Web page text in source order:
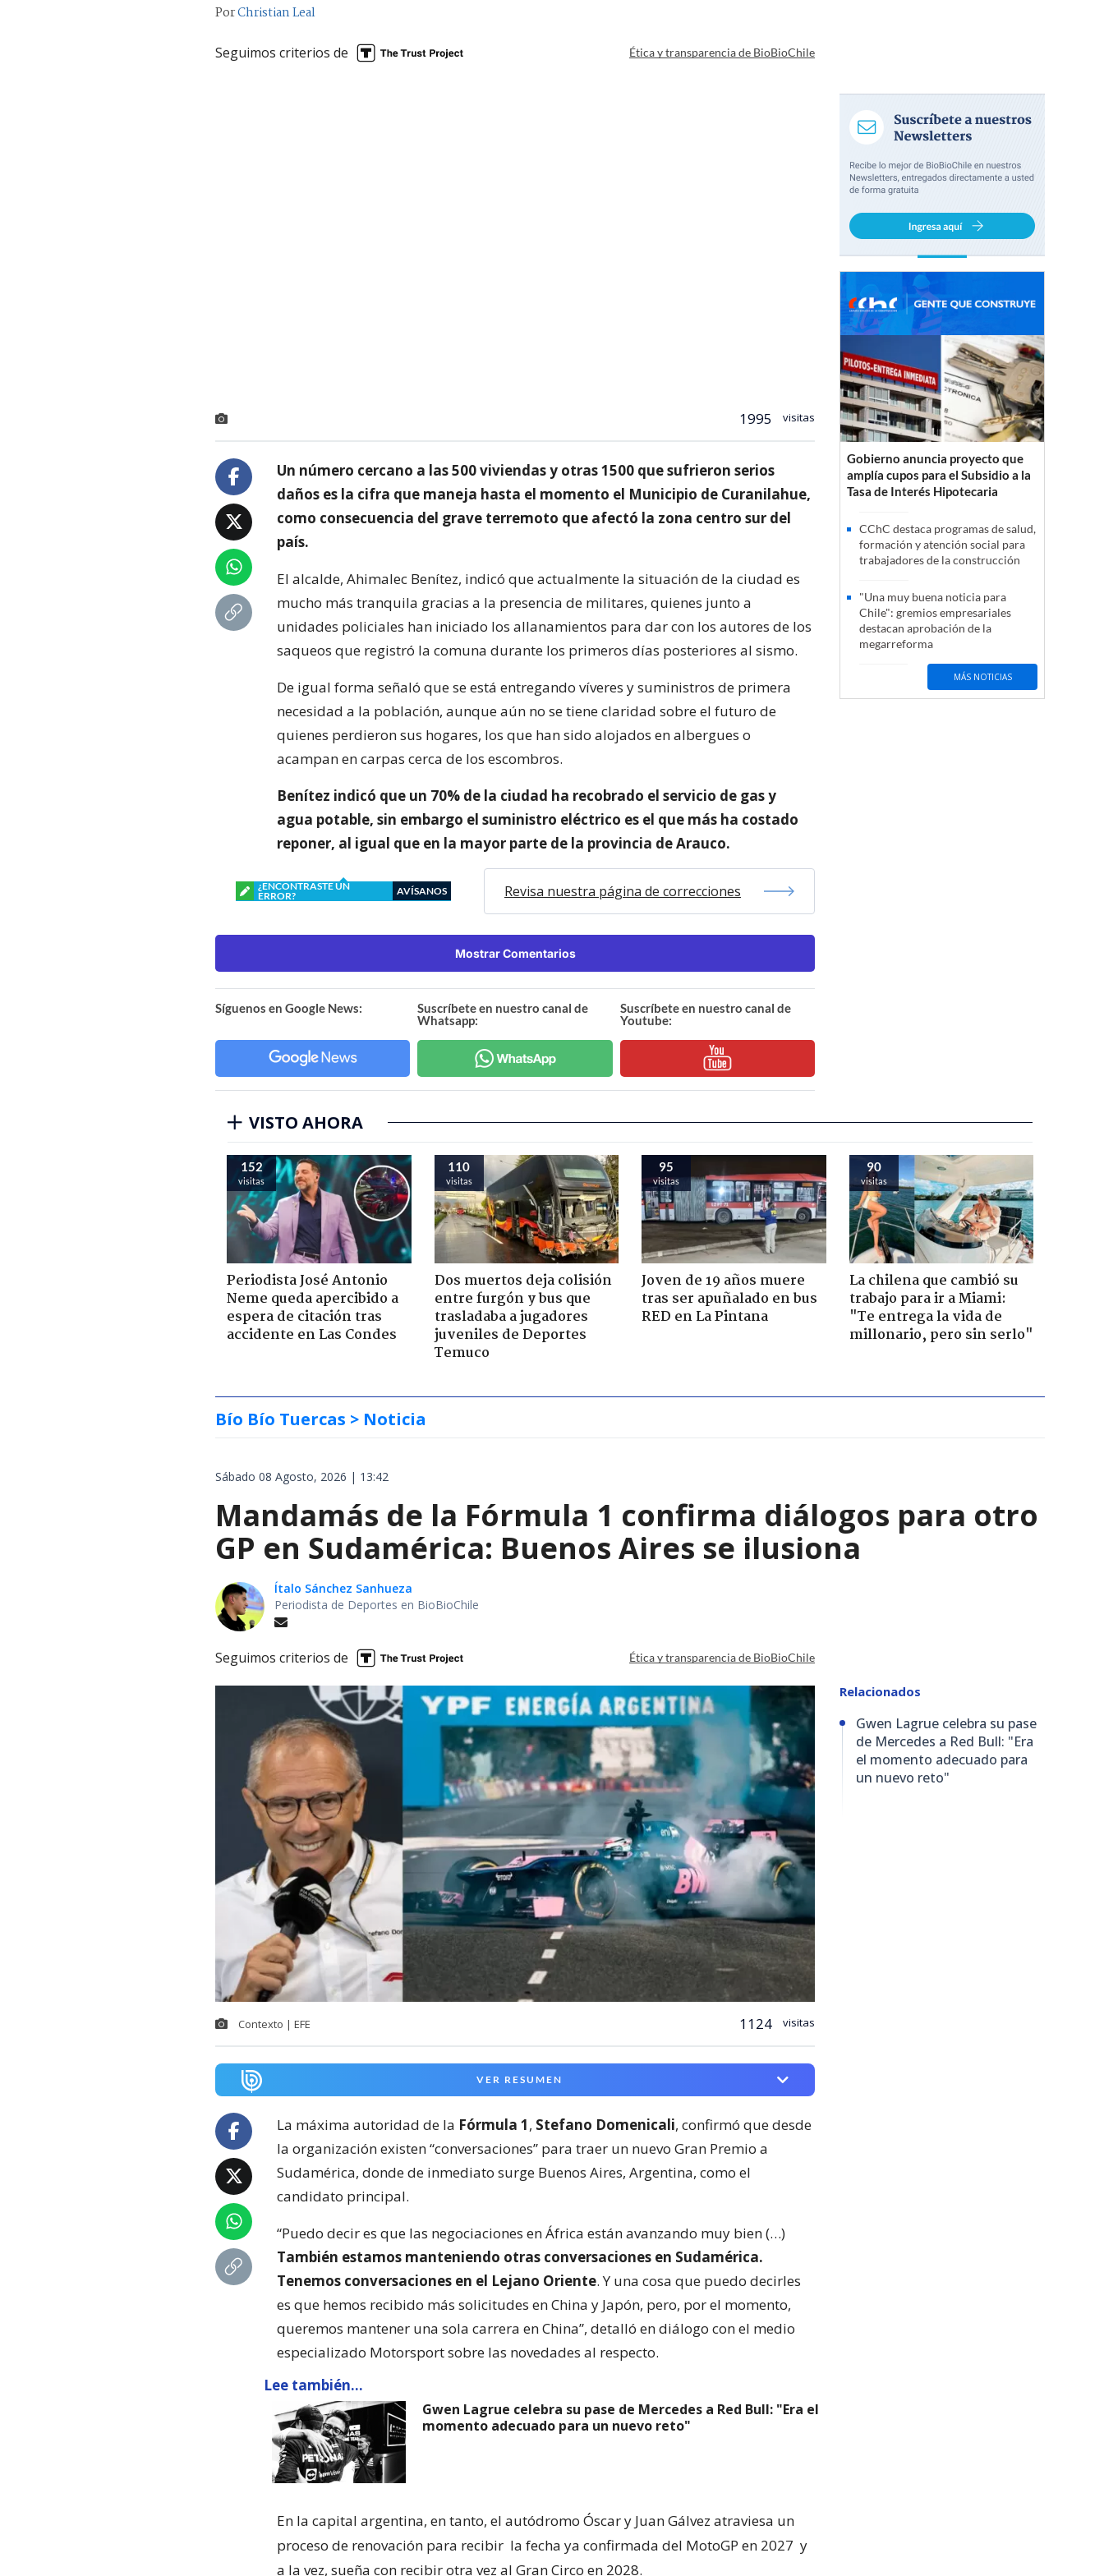
PorChristian Leal
Seguimos criterios de Ética y transparencia de BioBioChile
1995 visitas
Un número cercano a las 500 viviendas y otras 1500 que sufrieron serios
daños es la cifra que maneja hasta el momento el Municipio de Curanilahue,
como consecuencia del grave terremoto que afectó la zona centro sur del
país.
El alcalde, Ahimalec Benítez, indicó que actualmente la situación de la ciudad es
mucho más tranquila gracias a la presencia de militares, quienes junto a
unidades policiales han iniciado los allanamientos para dar con los autores de los
saqueos que registró la comuna durante los primeros días posteriores al sismo.
De igual forma señaló que se está entregando víveres y suministros de primera
necesidad a la población, aunque aún no se tiene claridad sobre el futuro de
quienes perdieron sus hogares, los que han sido alojados en albergues o
acampan en carpas cerca de los escombros.
Benítez indicó que un 70% de la ciudad ha recobrado el servicio de gas y
agua potable, sin embargo el suministro eléctrico es el que más ha costado
reponer, al igual que en la mayor parte de la provincia de Arauco.
¿ENCONTRASTE UN
ERROR?
AVÍSANOS Revisa nuestra página de correcciones
Mostrar Comentarios
Síguenos en Google News:
Suscríbete en nuestro canal de
Whatsapp:
Suscríbete en nuestro canal de
Youtube:
Gobierno anuncia proyecto que
amplía cupos para el Subsidio a la
Tasa de Interés Hipotecaria
CChC destaca programas de salud,
formación y atención social para
trabajadores de la construcción
"Una muy buena noticia para
Chile": gremios empresariales
destacan aprobación de la
megarreforma
MÁS NOTICIAS
VISTO AHORA
152
visitas
Periodista José Antonio
Neme queda apercibido a
espera de citación tras
accidente en Las Condes
110
visitas
Dos muertos deja colisión
entre furgón y bus que
trasladaba a jugadores
juveniles de Deportes
Temuco
95
visitas
Joven de 19 años muere
tras ser apuñalado en bus
RED en La Pintana
90
visitas
La chilena que cambió su
trabajo para ir a Miami:
"Te entrega la vida de
millonario, pero sin serlo"
Bío Bío Tuercas > Noticia
Sábado 08 Agosto, 2026 | 13:42
Mandamás de la Fórmula 1 confirma diálogos para otro
GP en Sudamérica: Buenos Aires se ilusiona
Ítalo Sánchez Sanhueza
Periodista de Deportes en BioBioChile
Seguimos criterios de Ética y transparencia de BioBioChile
Contexto | EFE 1124 visitas
VER RESUMEN
La máxima autoridad de la Fórmula 1, Stefano Domenicali, confirmó que desde
la organización existen “conversaciones” para traer un nuevo Gran Premio a
Sudamérica, donde de inmediato surge Buenos Aires, Argentina, como el
candidato principal.
“Puedo decir es que las negociaciones en África están avanzando muy bien (…)
También estamos manteniendo otras conversaciones en Sudamérica.
Tenemos conversaciones en el Lejano Oriente. Y una cosa que puedo decirles
es que hemos recibido más solicitudes en China y Japón, pero, por el momento,
queremos mantener una sola carrera en China”, detalló en diálogo con el medio
especializado Motorsport sobre las novedades al respecto.
Lee también...
Gwen Lagrue celebra su pase de Mercedes a Red Bull: "Era el
momento adecuado para un nuevo reto"
En la capital argentina, en tanto, el autódromo Óscar y Juan Gálvez atraviesa un
proceso de renovación para recibir la fecha ya confirmada del MotoGP en 2027 y
a la vez, sueña con recibir otra vez al Gran Circo en 2028.
Relacionados
Gwen Lagrue celebra su pase
de Mercedes a Red Bull: "Era
el momento adecuado para
un nuevo reto"